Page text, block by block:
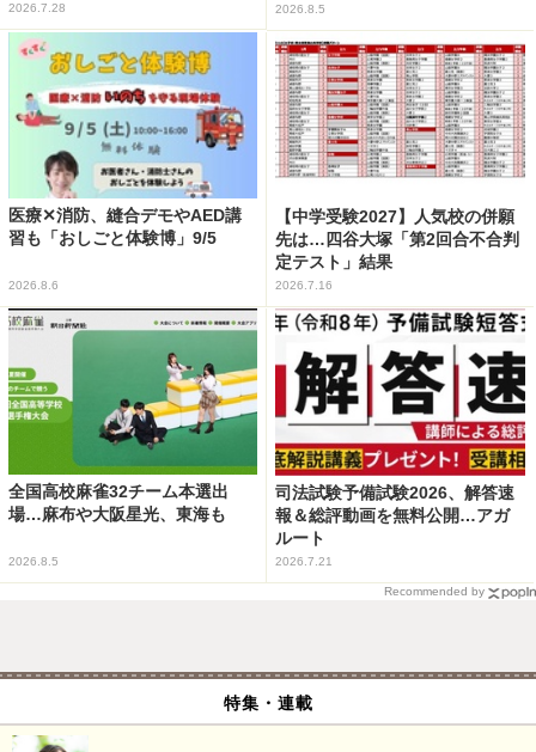
2026.7.28 2026.8.5
医療✕消防、縫合デモやAED講
習も「おしごと体験博」9/5
2026.8.6
【中学受験2027】人気校の併願
先は…四谷大塚「第2回合不合判
定テスト」結果
2026.7.16
全国高校麻雀32チーム本選出
場…麻布や大阪星光、東海も
2026.8.5
司法試験予備試験2026、解答速
報＆総評動画を無料公開…アガ
ルート
2026.7.21
Recommended by
特集・連載